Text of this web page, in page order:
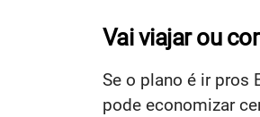
Vai viajar ou
Se o plano é ir pros
pode economizar